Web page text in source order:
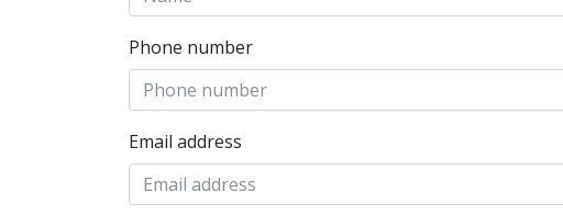
Phone number
Email address